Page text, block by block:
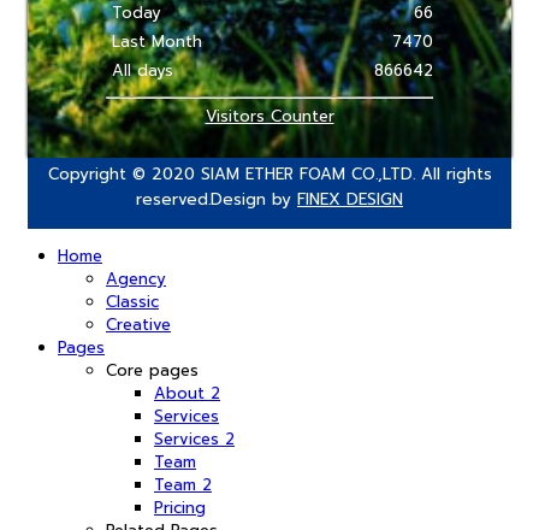
Today
Last Month
All days
66
7470
866642
Visitors Counter
Copyright © 2020 SIAM ETHER FOAM CO.,LTD. All rights
reserved.Design by FINEX DESIGN
Home
Agency
Classic
Creative
Pages
Core pages
About 2
Services
Services 2
Team
Team 2
Pricing